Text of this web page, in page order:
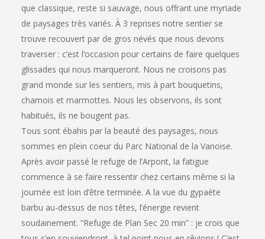
que classique, reste si sauvage, nous offrant une myriade
de paysages très variés. À 3 reprises notre sentier se
trouve recouvert par de gros névés que nous devons
traverser : c’est l’occasion pour certains de faire quelques
glissades qui nous marqueront. Nous ne croisons pas
grand monde sur les sentiers, mis à part bouquetins,
chamois et marmottes. Nous les observons, ils sont
habitués, ils ne bougent pas.
Tous sont ébahis par la beauté des paysages, nous
sommes en plein coeur du Parc National de la Vanoise.
Après avoir passé le refuge de l’Arpont, la fatigue
commence à se faire ressentir chez certains même si la
journée est loin d’être terminée. A la vue du gypaète
barbu au-dessus de nos têtes, l’énergie revient
soudainement. “Refuge de Plan Sec 20 min” : je crois que